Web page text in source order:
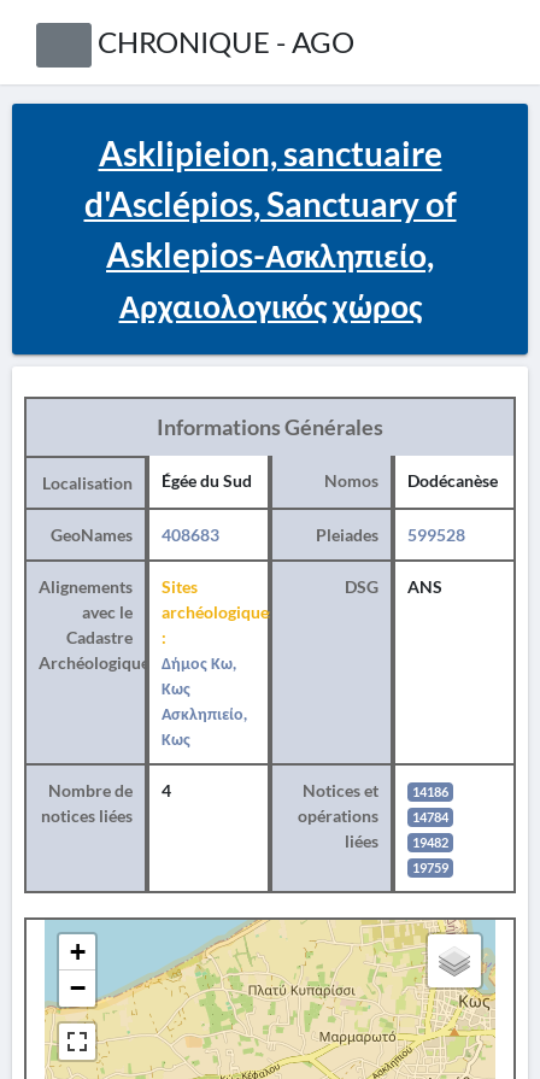
CHRONIQUE - AGO
Asklipieion, sanctuaire
d'Asclépios, Sanctuary of
Asklepios-Ασκληπιείο,
Αρχαιολογικός χώρος
Informations Générales
Localisation Égée du Sud Nomos Dodécanèse
GeoNames 408683 Pleiades 599528
Alignements
avec le
Cadastre
Archéologique
Sites
archéologiques
:
Δήμος Κω,
Κως
Ασκληπιείο,
Κως
DSG ANS
Nombre de
notices liées
4
Notices et
opérations
liées
14186
14784
19482
19759
+
−